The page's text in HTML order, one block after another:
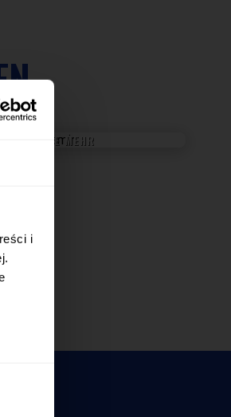
i
SIE MEHR